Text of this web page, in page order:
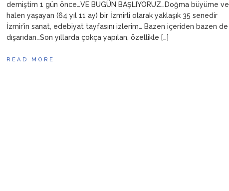
demiştim 1 gün önce…VE BUGÜN BAŞLIYORUZ…Doğma büyüme ve
halen yaşayan (64 yıl 11 ay) bir İzmirli olarak yaklaşık 35 senedir
İzmir’in sanat, edebiyat tayfasını izlerim… Bazen içeriden bazen de
dışarıdan…Son yıllarda çokça yapılan, özellikle […]
READ MORE